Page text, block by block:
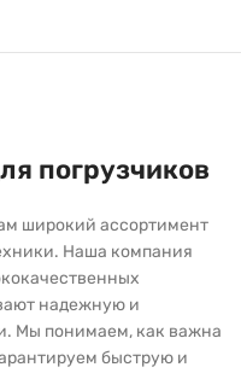
погрузчиков
широкий ассортимент
Наша компания
надежную и
Мы понимаем, как важна
быструю и